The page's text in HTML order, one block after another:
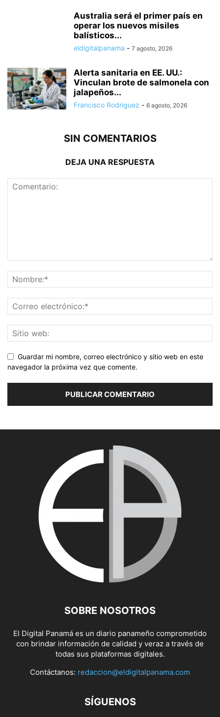
Australia será el primer país en
operar los nuevos misiles
balísticos...
eldigitalpanama - 7 agosto, 2026
Alerta sanitaria en EE. UU.:
Vinculan brote de salmonela con
jalapeños...
Francisco Rodriguez - 6 agosto, 2026
SIN COMENTARIOS
DEJA UNA RESPUESTA
Guardar mi nombre, correo electrónico y sitio web en este
navegador la próxima vez que comente.
SOBRE NOSOTROS
El Digital Panamá es un diario panameño comprometido
con brindar información de calidad y veraz a través de
todas sus plataformas digitales.
Contáctanos: redaccion@eldigitalpanama.com
SÍGUENOS